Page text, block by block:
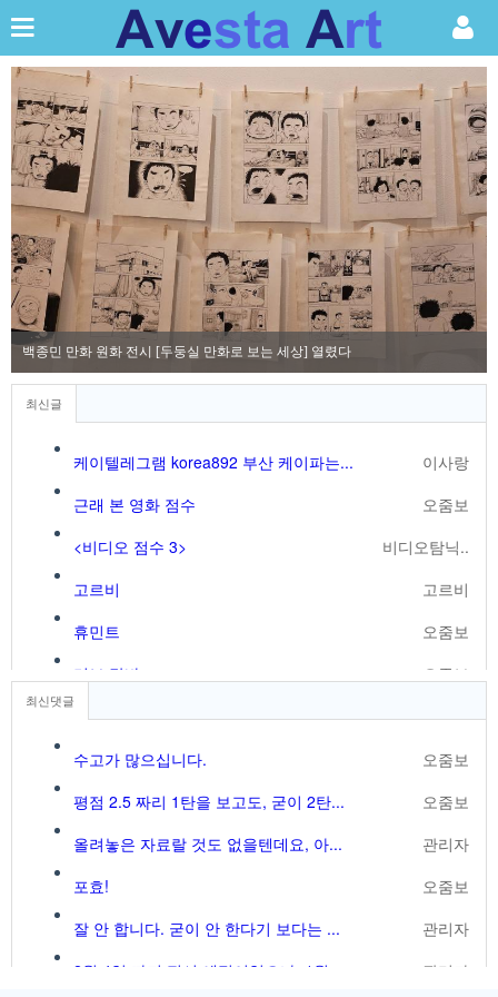
백종민 만화 원화 전시 [두둥실 만화로 보는 세상] 열렸다
최신글
케이텔레그램 korea892 부산 케이파는...
이사랑
근래 본 영화 점수
오줌보
<비디오 점수 3>
비디오탐닉..
고르비
고르비
휴민트
오줌보
러브 달바
오줌보
[음악] 마이클 잭슨 - Another Part of Me
동시성
최신댓글
수고가 많으십니다.
오줌보
평점 2.5 짜리 1탄을 보고도, 굳이 2탄...
오줌보
올려놓은 자료랄 것도 없을텐데요, 아...
관리자
포효!
오줌보
잘 안 합니다. 굳이 안 한다기 보다는 ...
관리자
2월 4일 까지 전시 예정이었으나, 1월 ...
관리자